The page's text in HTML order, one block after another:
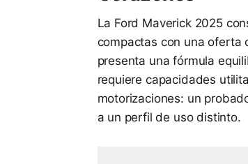
La Ford Maverick 2025
compactas con una oferta
presenta una fórmula
requiere capacidades
motorizaciones: un
a un perfil de uso distinto.